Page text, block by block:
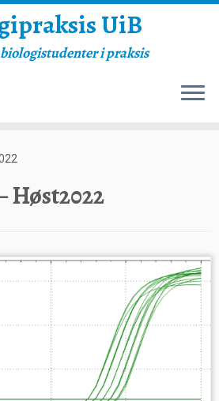
UiB
i praksis
Høst2022